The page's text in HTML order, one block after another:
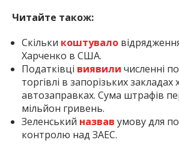
Читайте також:
Скільки коштувало
Харченко в США.
Податківці виявили численні
торгівлі в запорізьких
автозаправках. Сума штрафів
мільйон гривень.
Зеленський назвав умову для
контролю над ЗАЕС.